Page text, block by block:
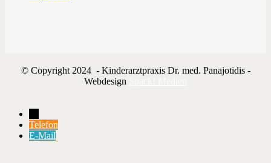
© Copyright 2024 - Kinderarztpraxis Dr. med. Panajotidis -
Webdesign
Telefon
E-Mail